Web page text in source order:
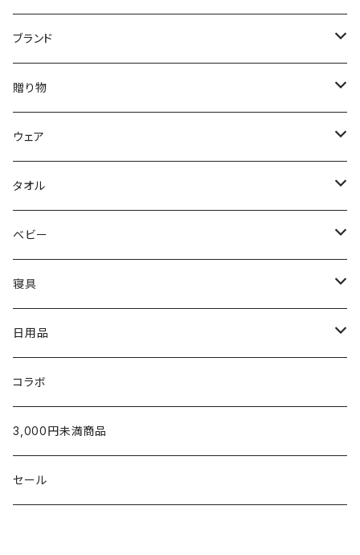
ブランド
DON'T SLEEP
FreshService
N.HOOLYWOOD
Hippopotamus
oblada
fog linen work
LAPUAN KANKURIT
POET MEETS DUBWISE
金澤屋
贈り物
母の日ギフト
出産祝い
〜5,000円
5,001〜10,000円
2人目以降のお子さまへ
結婚祝い
〜5,000円
5,001〜10,000円
新築・引越祝い
〜5,000円
5,001〜10,000円
内祝い（お返し）
〜5,000円
5,001~10,000円
タオルギフト
チーフタオル
ウォッシュタオル
¥1,000〜¥2,999
¥3,000〜¥4,999
ウェア
メンズウェア
レディースウェア
Tシャツ
スウェット・パーカー
シャツ
カーディガン
パンツ
タオル
タオル
限定カラー
ホームグッズ
ベビー
出産ご準備
家族みんなで使える
出産祝いに
ベビー服／小物
タオル製品
寝具
枕
U字枕
枕カバー
タオルケット・肌掛け
シーツ・カバー
シーツ
パジャマ
日用品
グッズ
テーブルウェア
ラグ
コラボ
3,000円未満商品
セール